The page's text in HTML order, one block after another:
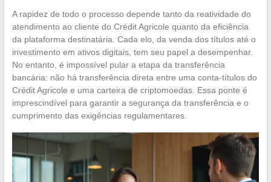
A rapidez de todo o processo depende tanto da reatividade do
atendimento ao cliente do Crédit Agricole quanto da eficiência
da plataforma destinatária. Cada elo, da venda dos títulos até o
investimento em ativos digitais, tem seu papel a desempenhar.
No entanto, é impossível pular a etapa da transferência
bancária: não há transferência direta entre uma conta-títulos do
Crédit Agricole e uma carteira de criptomoedas. Essa ponte é
imprescindível para garantir a segurança da transferência e o
cumprimento das exigências regulamentares.